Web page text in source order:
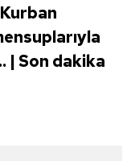
| Son dakika